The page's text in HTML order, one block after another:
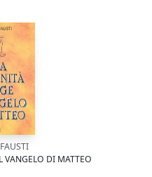
VANGELO DI MATTEO